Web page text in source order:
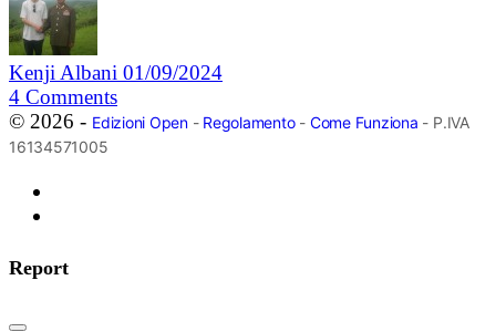
Kenji Albani 01/09/2024
4 Comments
© 2026 - Edizioni Open- Regolamento- Come Funziona - P.IVA
16134571005
Report